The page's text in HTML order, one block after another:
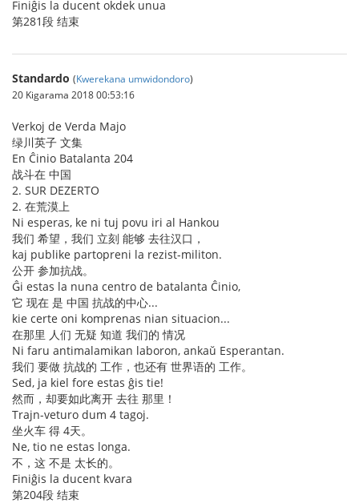
Finiĝis la ducent okdek unua
第281段 结束
Standardo (Kwerekana umwidondoro)
20 Kigarama 2018 00:53:16
Verkoj de Verda Majo
绿川英子 文集
En Ĉinio Batalanta 204
战斗在 中国
2. SUR DEZERTO
2. 在荒漠上
Ni esperas, ke ni tuj povu iri al Hankou
我们 希望，我们 立刻 能够 去往汉口，
kaj publike partopreni la rezist-militon.
公开 参加抗战。
Ĝi estas la nuna centro de batalanta Ĉinio,
它 现在 是 中国 抗战的中心...
kie certe oni komprenas nian situacion...
在那里 人们 无疑 知道 我们的 情况
Ni faru antimalamikan laboron, ankaŭ Esperantan.
我们 要做 抗战的 工作，也还有 世界语的 工作。
Sed, ja kiel fore estas ĝis tie!
然而，却要如此离开 去往 那里！
Trajn-veturo dum 4 tagoj.
坐火车 得 4天。
Ne, tio ne estas longa.
不，这 不是 太长的。
Finiĝis la ducent kvara
第204段 结束